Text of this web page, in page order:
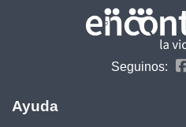
Seguinos:
Ayuda